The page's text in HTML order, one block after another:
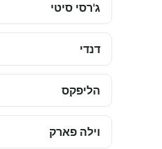
ג'רסי סיטי
דנדי
הליפקס
וילה פארק